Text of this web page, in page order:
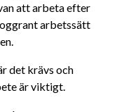
att arbeta efter
arbetssätt
det krävs och
är viktigt.